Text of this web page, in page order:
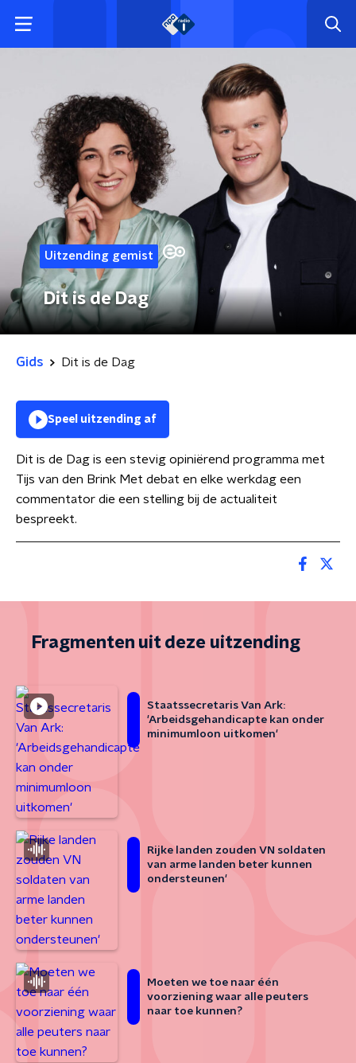
Uitzending gemist
Dit is de Dag
Gids Dit is de Dag
Speel uitzending af
Dit is de Dag is een stevig opiniërend programma met
Tijs van den Brink Met debat en elke werkdag een
commentator die een stelling bij de actualiteit
bespreekt.
Fragmenten uit deze uitzending
Staatssecretaris Van Ark:
'Arbeidsgehandicapte kan onder
minimumloon uitkomen'
Rijke landen zouden VN soldaten
van arme landen beter kunnen
ondersteunen'
Moeten we toe naar één
voorziening waar alle peuters
naar toe kunnen?